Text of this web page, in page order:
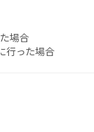
場合
行った場合